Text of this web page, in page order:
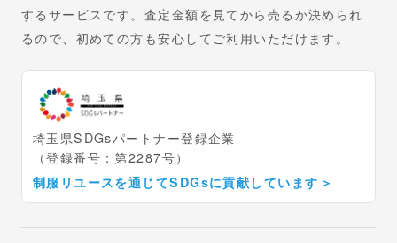
するサービスです。査定金額を見てから売るか決められ
るので、初めての方も安心してご利用いただけます。
埼玉県SDGsパートナー登録企業
（登録番号：第2287号）
制服リユースを通じてSDGsに貢献しています ＞